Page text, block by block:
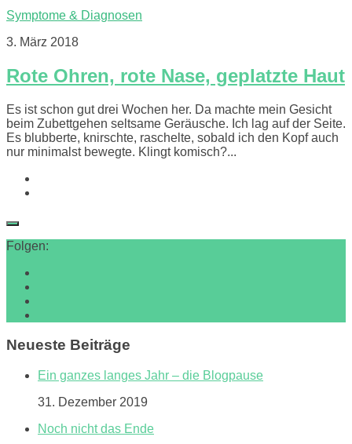
Symptome & Diagnosen
3. März 2018
Rote Ohren, rote Nase, geplatzte Haut
Es ist schon gut drei Wochen her. Da machte mein Gesicht
beim Zubettgehen seltsame Geräusche. Ich lag auf der Seite.
Es blubberte, knirschte, raschelte, sobald ich den Kopf auch
nur minimalst bewegte. Klingt komisch?...
Folgen:
Neueste Beiträge
Ein ganzes langes Jahr – die Blogpause
31. Dezember 2019
Noch nicht das Ende